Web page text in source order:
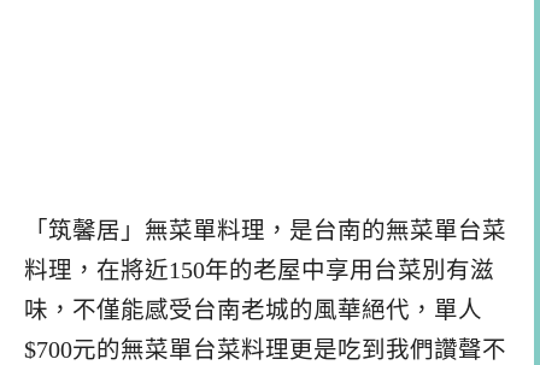
「筑馨居」無菜單料理，是台南的無菜單台菜
料理，在將近150年的老屋中享用台菜別有滋
味，不僅能感受台南老城的風華絕代，單人
$700元的無菜單台菜料理更是吃到我們讚聲不